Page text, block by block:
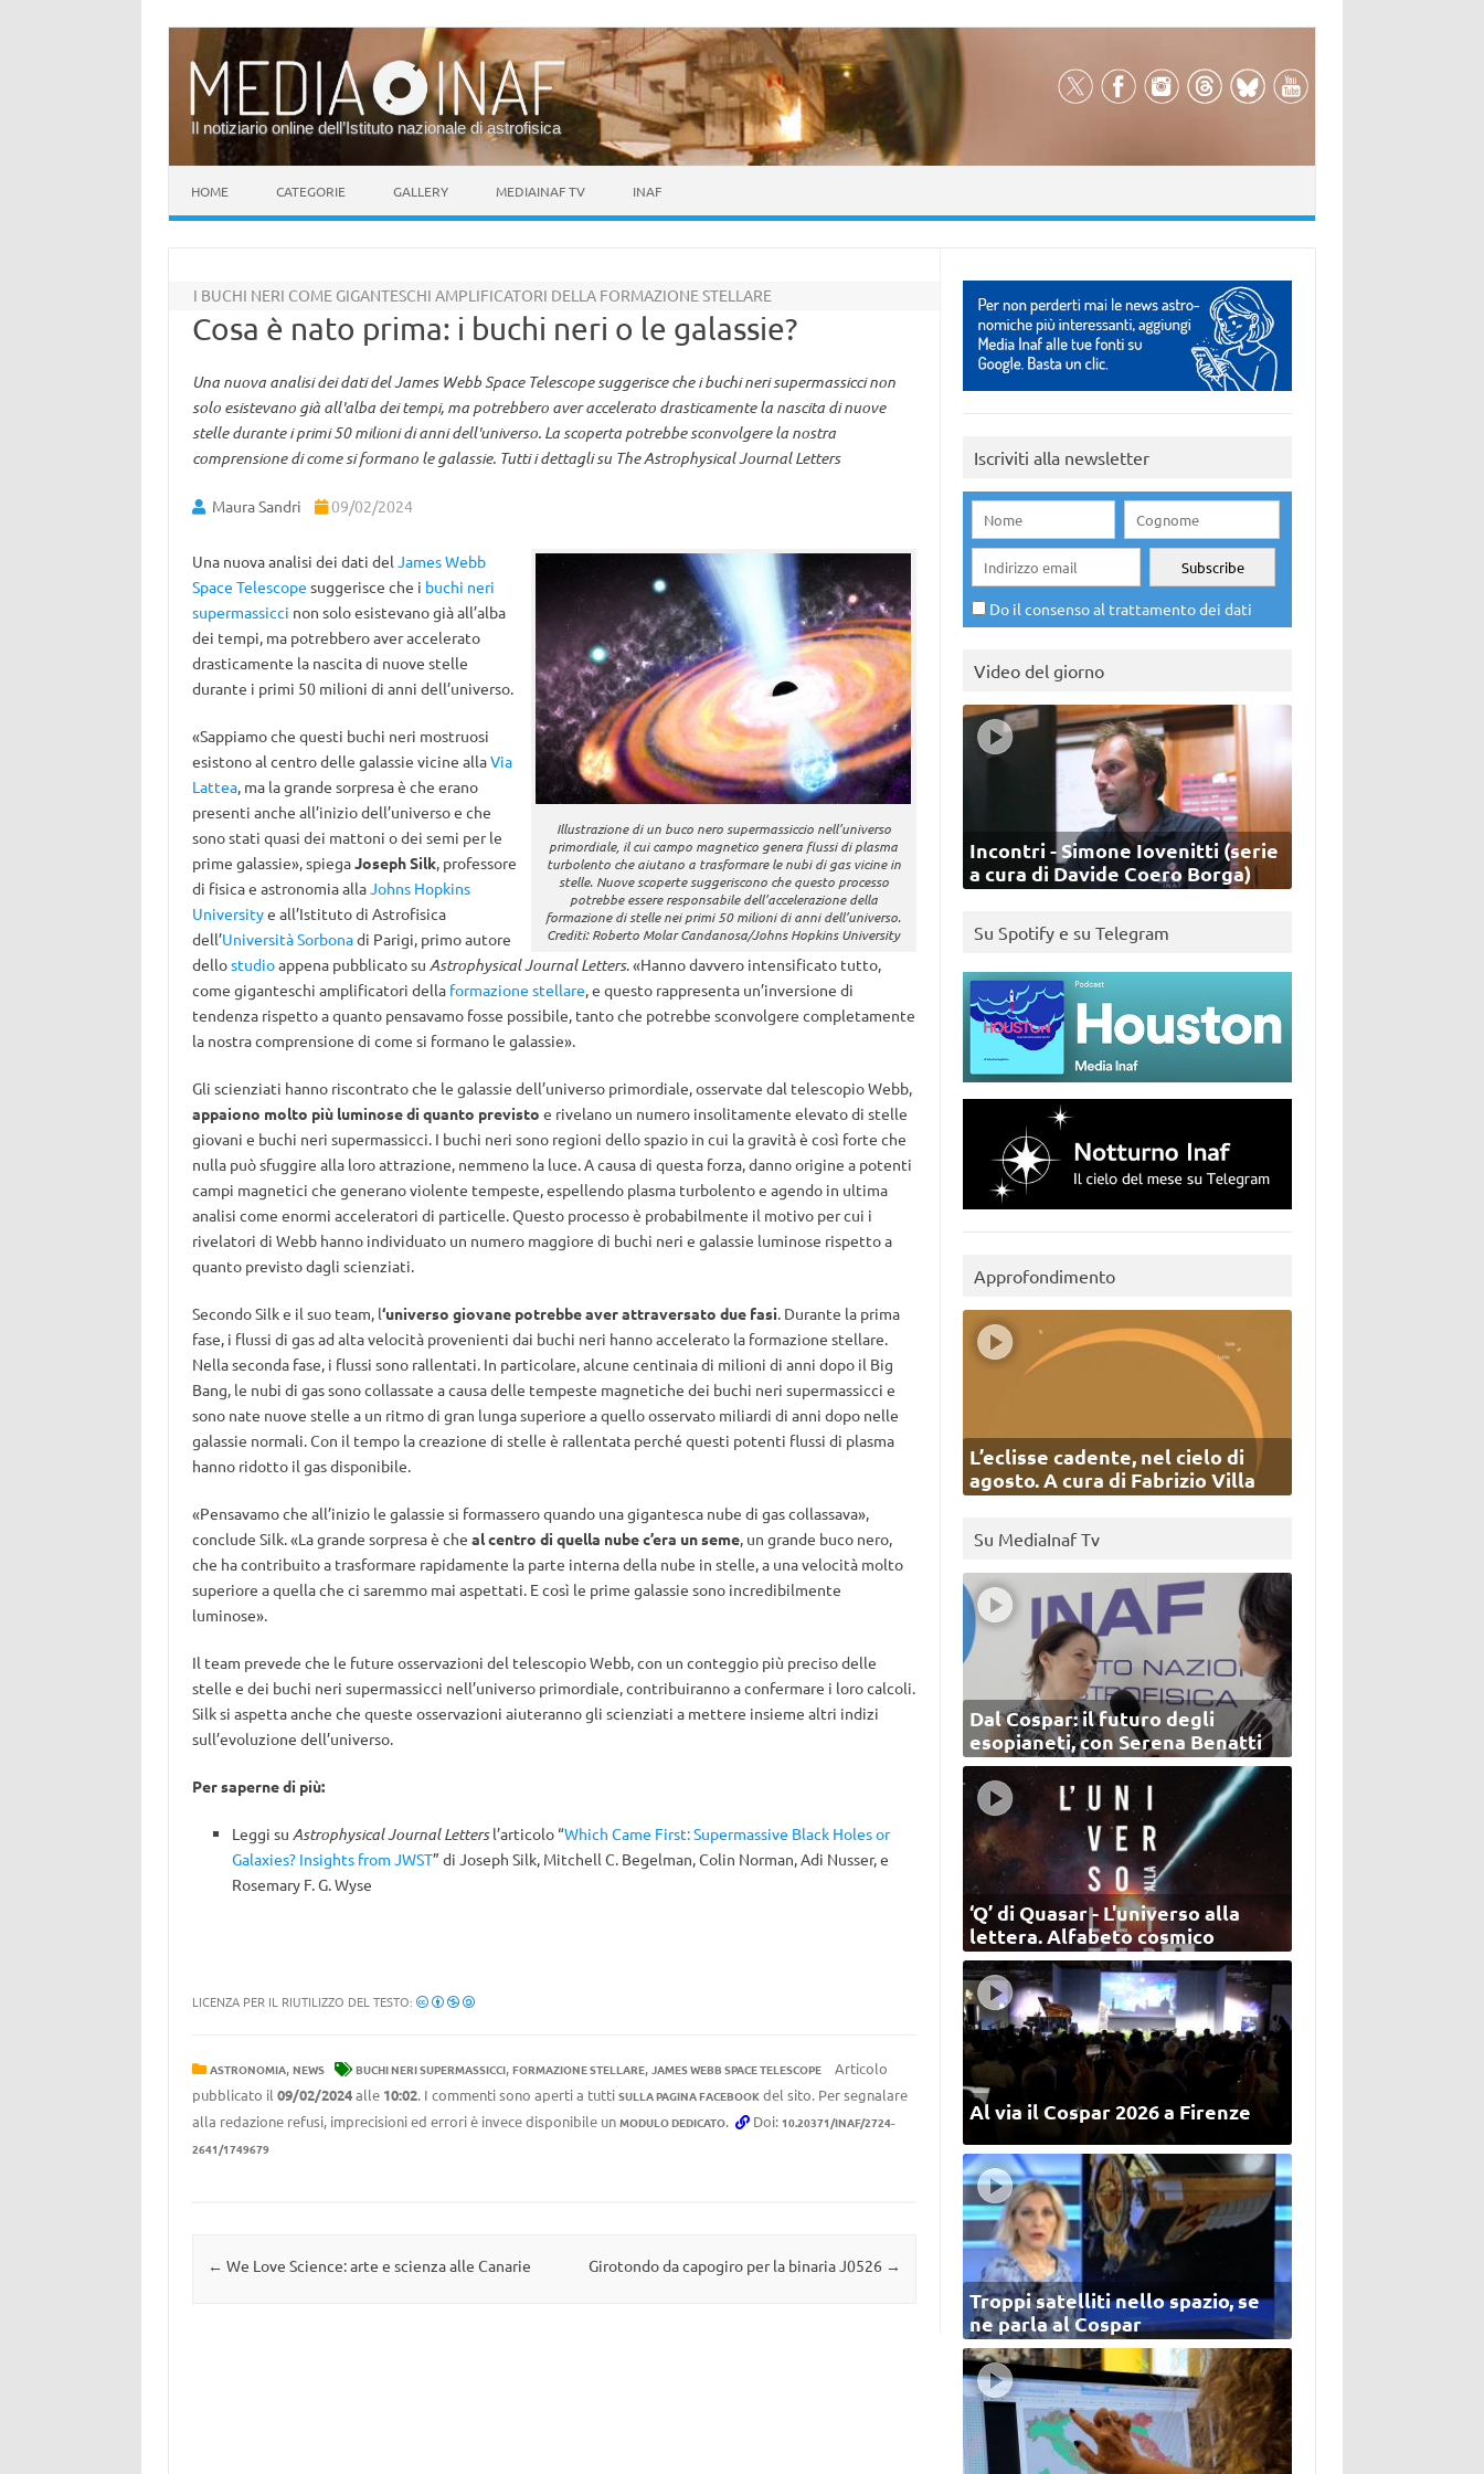
Il notiziario online dell’Istituto nazionale di astrofisica
HOME CATEGORIE GALLERY MEDIAINAF TV INAF
I BUCHI NERI COME GIGANTESCHI AMPLIFICATORI DELLA FORMAZIONE STELLARE
Cosa è nato prima: i buchi neri o le galassie?
Una nuova analisi dei dati del James Webb Space Telescope suggerisce che i buchi neri supermassicci non
solo esistevano già all'alba dei tempi, ma potrebbero aver accelerato drasticamente la nascita di nuove
stelle durante i primi 50 milioni di anni dell'universo. La scoperta potrebbe sconvolgere la nostra
comprensione di come si formano le galassie. Tutti i dettagli su The Astrophysical Journal Letters
Maura Sandri 09/02/2024
Illustrazione di un buco nero supermassiccio nell’universo
primordiale, il cui campo magnetico genera flussi di plasma
turbolento che aiutano a trasformare le nubi di gas vicine in
stelle. Nuove scoperte suggeriscono che questo processo
potrebbe essere responsabile dell’accelerazione della
formazione di stelle nei primi 50 milioni di anni dell’universo.
Crediti: Roberto Molar Candanosa/Johns Hopkins University
Una nuova analisi dei dati del James Webb
Space Telescope suggerisce che i buchi neri
supermassicci non solo esistevano già all’alba
dei tempi, ma potrebbero aver accelerato
drasticamente la nascita di nuove stelle
durante i primi 50 milioni di anni dell’universo.
«Sappiamo che questi buchi neri mostruosi
esistono al centro delle galassie vicine allaVia
Lattea, ma la grande sorpresa è che erano
presenti anche all’inizio dell’universo e che
sono stati quasi dei mattoni o dei semi per le
prime galassie», spiegaJoseph Silk, professore
di fisica e astronomia allaJohns Hopkins
Universitye all’Istituto di Astrofisica
dell’Università Sorbonadi Parigi, primo autore
dellostudioappena pubblicato su Astrophysical Journal Letters. «Hanno davvero intensificato tutto,
come giganteschi amplificatori della formazione stellare, e questo rappresenta un’inversione di
tendenza rispetto a quanto pensavamo fosse possibile, tanto che potrebbe sconvolgere completamente
la nostra comprensione di come si formano le galassie».
Gli scienziati hanno riscontrato che le galassie dell’universo primordiale, osservate dal telescopio Webb,
appaiono molto più luminose di quanto previsto e rivelano un numero insolitamente elevato di stelle
giovani e buchi neri supermassicci. I buchi neri sono regioni dello spazio in cui la gravità è così forte che
nulla può sfuggire alla loro attrazione, nemmeno la luce. A causa di questa forza, danno origine a potenti
campi magnetici che generano violente tempeste, espellendo plasma turbolento e agendo in ultima
analisi come enormi acceleratori di particelle. Questo processo è probabilmente il motivo per cui i
rivelatori di Webb hanno individuato un numero maggiore di buchi neri e galassie luminose rispetto a
quanto previsto dagli scienziati.
Secondo Silk e il suo team, l‘universo giovane potrebbe aver attraversato due fasi. Durante la prima
fase, i flussi di gas ad alta velocità provenienti dai buchi neri hanno accelerato la formazione stellare.
Nella seconda fase, i flussi sono rallentati. In particolare, alcune centinaia di milioni di anni dopo il Big
Bang, le nubi di gas sono collassate a causa delle tempeste magnetiche dei buchi neri supermassicci e
sono nate nuove stelle a un ritmo di gran lunga superiore a quello osservato miliardi di anni dopo nelle
galassie normali. Con il tempo la creazione di stelle è rallentata perché questi potenti flussi di plasma
hanno ridotto il gas disponibile.
«Pensavamo che all’inizio le galassie si formassero quando una gigantesca nube di gas collassava»,
conclude Silk. «La grande sorpresa è che al centro di quella nube c’era un seme, un grande buco nero,
che ha contribuito a trasformare rapidamente la parte interna della nube in stelle, a una velocità molto
superiore a quella che ci saremmo mai aspettati. E così le prime galassie sono incredibilmente
luminose».
Il team prevede che le future osservazioni del telescopio Webb, con un conteggio più preciso delle
stelle e dei buchi neri supermassicci nell’universo primordiale, contribuiranno a confermare i loro calcoli.
Silk si aspetta anche che queste osservazioni aiuteranno gli scienziati a mettere insieme altri indizi
sull’evoluzione dell’universo.
Per saperne di più:
Leggi su Astrophysical Journal Lettersl’articolo “Which Came First: Supermassive Black Holes or
Galaxies? Insights from JWST” di Joseph Silk, Mitchell C. Begelman, Colin Norman, Adi Nusser, e
Rosemary F. G. Wyse
LICENZA PER IL RIUTILIZZO DEL TESTO:
ASTRONOMIA, NEWS BUCHI NERI SUPERMASSICCI, FORMAZIONE STELLARE, JAMES WEBB SPACE TELESCOPE
Articolo
pubblicato il 09/02/2024alle 10:02. I commenti sono aperti a tutti SULLA PAGINA FACEBOOKdel sito. Per segnalare
alla redazione refusi, imprecisioni ed errori è invece disponibile un MODULO DEDICATO. Doi: 10.20371/INAF/2724-
2641/1749679
Navigazione articolo
← We Love Science: arte e scienza alle Canarie Girotondo da capogiro per la binaria J0526 →
Iscriviti alla newsletter
Do il consenso al trattamento dei dati
Video del giorno
Incontri - Simone Iovenitti (serie
a cura di Davide Coero Borga)
Su Spotify e su Telegram
Approfondimento
L’eclisse cadente, nel cielo di
agosto. A cura di Fabrizio Villa
Su MediaInaf Tv
Dal Cospar: il futuro degli
esopianeti, con Serena Benatti
‘Q’ di Quasar - L'universo alla
lettera. Alfabeto cosmico
Al via il Cospar 2026 a Firenze
Troppi satelliti nello spazio, se
ne parla al Cospar